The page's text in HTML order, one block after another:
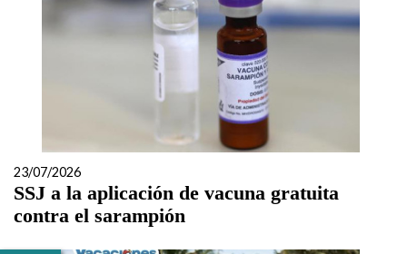
23/07/2026
SSJ a la aplicación de vacuna gratuita
contra el sarampión